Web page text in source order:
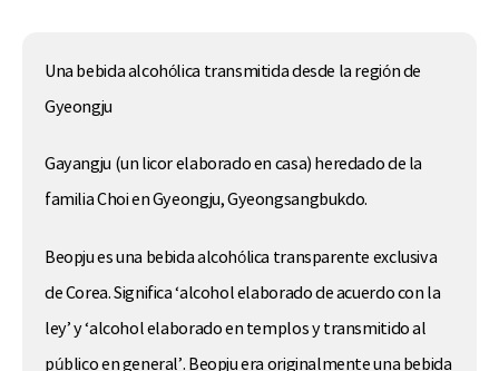
Una bebida alcohólica transmitida desde la región de
Gyeongju
Gayangju (un licor elaborado en casa) heredado de la
familia Choi en Gyeongju, Gyeongsangbukdo.
Beopju es una bebida alcohólica transparente exclusiva
de Corea. Significa ‘alcohol elaborado de acuerdo con la
ley’ y ‘alcohol elaborado en templos y transmitido al
público en general’. Beopju era originalmente una bebida